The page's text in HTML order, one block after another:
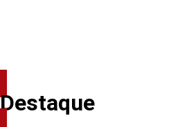
Destaque